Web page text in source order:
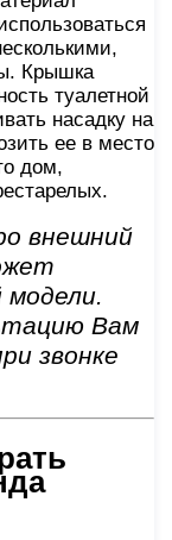
Крышка
туалетной
насадку на
ее в место
дом,
внешний
Вам
звонке